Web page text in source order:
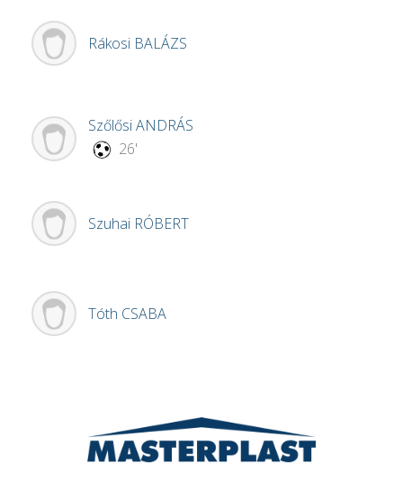
Rákosi BALÁZS
SzőlősiANDRÁS
26'
Szuhai RÓBERT
Tóth CSABA